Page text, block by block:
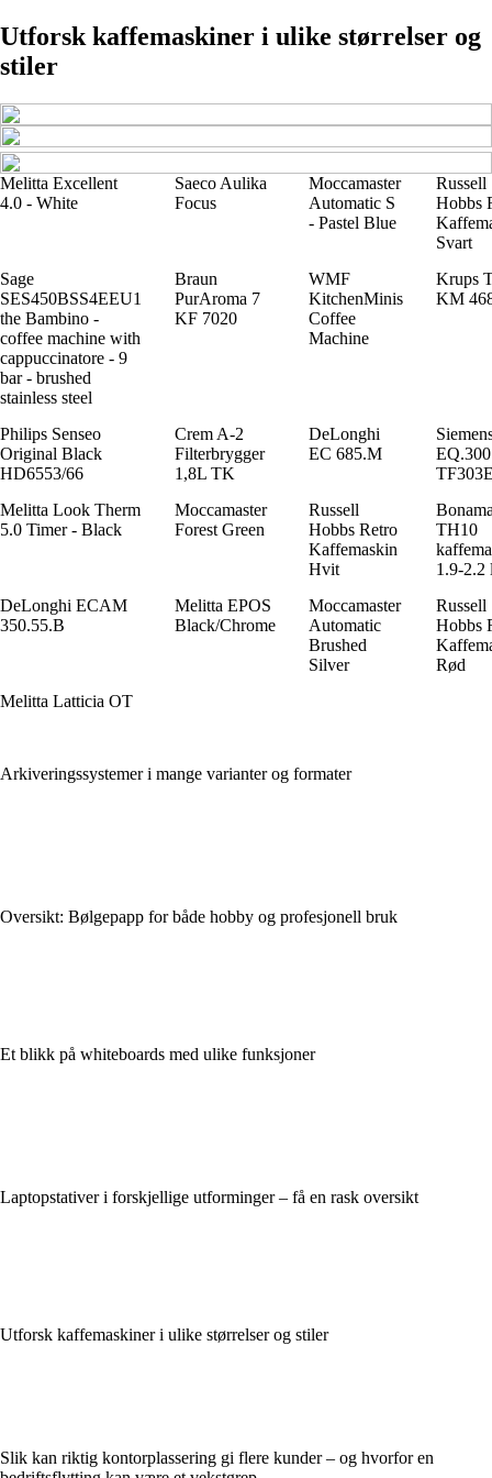
Utforsk kaffemaskiner i ulike størrelser og
stiler
Melitta Excellent
4.0 - White
Saeco Aulika
Focus
Moccamaster
Automatic S
- Pastel Blue
Russell
Hobbs
Svart
Sage
SES450BSS4EEU1
the Bambino -
coffee machine with
cappuccinatore - 9
bar - brushed
stainless steel
Braun
PurAroma 7
KF 7020
WMF
KitchenMinis
Coffee
Machine
Krups
KM
Philips Senseo
Original Black
HD6553/66
Crem A-2
Filterbrygger
1,8L TK
DeLonghi
EC 685.M
EQ.300
Melitta Look Therm
5.0 Timer - Black
Moccamaster
Forest Green
Russell
Hobbs Retro
Kaffemaskin
Hvit
TH10
1.9-2.2
DeLonghi ECAM
350.55.B
Melitta EPOS
Black/Chrome
Moccamaster
Automatic
Brushed
Silver
Russell
Hobbs
Rød
Melitta Latticia OT
Arkiveringssystemer i mange varianter og formater
Oversikt: Bølgepapp for både hobby og profesjonell bruk
Et blikk på whiteboards med ulike funksjoner
Laptopstativer i forskjellige utforminger – få en rask oversikt
Utforsk kaffemaskiner i ulike størrelser og stiler
Slik kan riktig kontorplassering gi flere kunder – og hvorfor en